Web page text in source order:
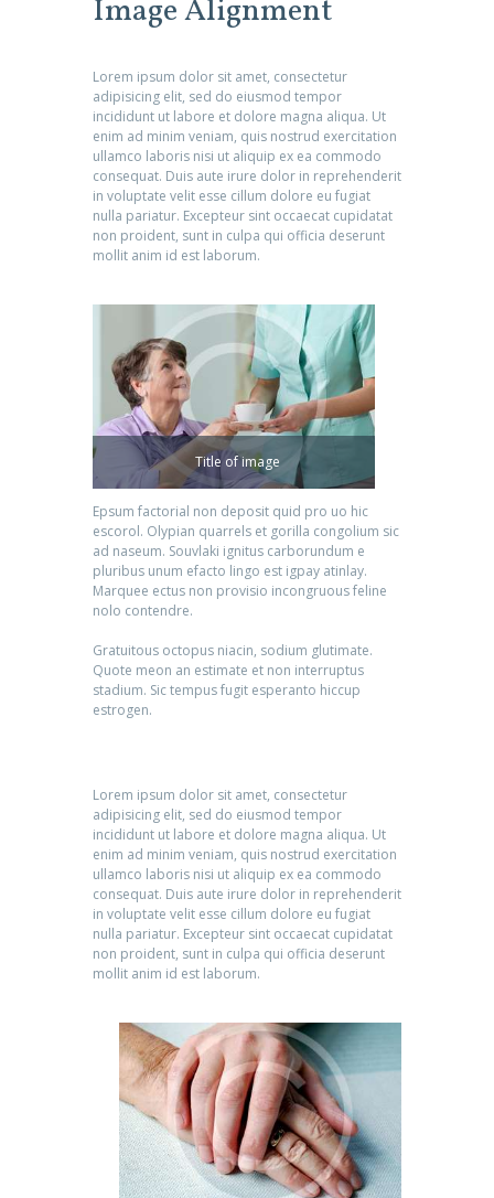
Image Alignment
Lorem ipsum dolor sit amet, consectetur
adipisicing elit, sed do eiusmod tempor
incididunt ut labore et dolore magna aliqua. Ut
enim ad minim veniam, quis nostrud exercitation
ullamco laboris nisi ut aliquip ex ea commodo
consequat. Duis aute irure dolor in reprehenderit
in voluptate velit esse cillum dolore eu fugiat
nulla pariatur. Excepteur sint occaecat cupidatat
non proident, sunt in culpa qui officia deserunt
mollit anim id est laborum.
Title of image
Epsum factorial non deposit quid pro uo hic
escorol. Olypian quarrels et gorilla congolium sic
ad naseum. Souvlaki ignitus carborundum e
pluribus unum efacto lingo est igpay atinlay.
Marquee ectus non provisio incongruous feline
nolo contendre.
Gratuitous octopus niacin, sodium glutimate.
Quote meon an estimate et non interruptus
stadium. Sic tempus fugit esperanto hiccup
estrogen.
Lorem ipsum dolor sit amet, consectetur
adipisicing elit, sed do eiusmod tempor
incididunt ut labore et dolore magna aliqua. Ut
enim ad minim veniam, quis nostrud exercitation
ullamco laboris nisi ut aliquip ex ea commodo
consequat. Duis aute irure dolor in reprehenderit
in voluptate velit esse cillum dolore eu fugiat
nulla pariatur. Excepteur sint occaecat cupidatat
non proident, sunt in culpa qui officia deserunt
mollit anim id est laborum.